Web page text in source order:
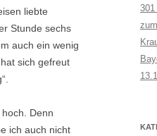
liebte
Stunde sechs
auch ein wenig
sich gefreut
Denn
ich auch nicht